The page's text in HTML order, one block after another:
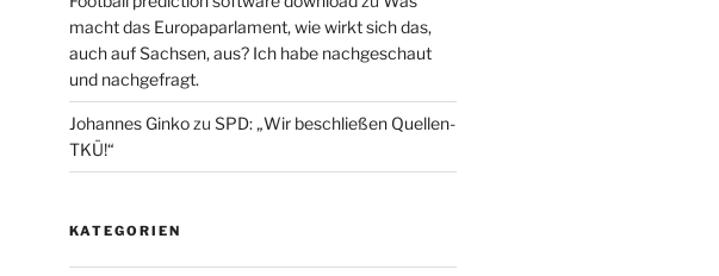
macht das Europaparlament, wie wirkt sich das,
auch auf Sachsen, aus? Ich habe nachgeschaut
und nachgefragt.
Johannes Ginkozu SPD: „Wir beschließen Quellen-
TKÜ!“
KATEGORIEN